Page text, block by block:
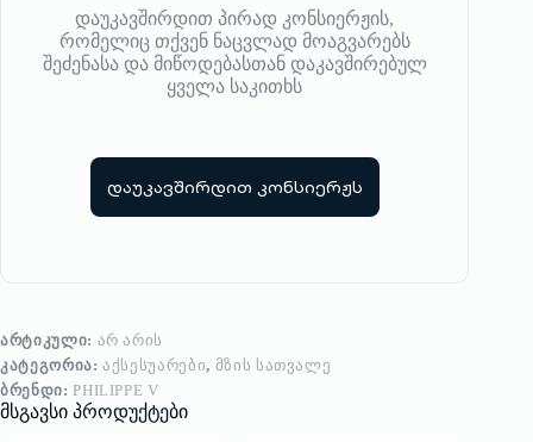
დაუკავშირდით პირად კონსიერჟის,
რომელიც თქვენ ნაცვლად მოაგვარებს
შეძენასა და მიწოდებასთან დაკავშირებულ
ყველა საკითხს
დაუკავშირდით კონსიერჟს
ᲐᲠᲢᲘᲙᲣᲚᲘ: ᲐᲠ ᲐᲠᲘᲡ
ᲙᲐᲢᲔᲒᲝᲠᲘᲐ:ᲐᲥᲡᲔᲡᲣᲐᲠᲔᲑᲘ, ᲛᲖᲘᲡ ᲡᲐᲗᲕᲐᲚᲔ
ᲑᲠᲔᲜᲓᲘ: PHILIPPE V
მსგავსი პროდუქტები